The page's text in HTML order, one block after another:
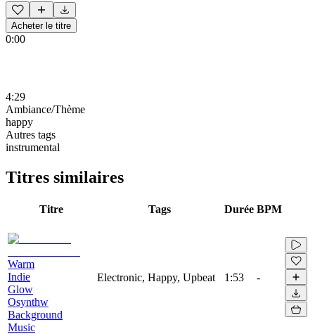
Acheter le titre
0:00
4:29
Ambiance/Thème
happy
Autres tags
instrumental
Titres similaires
Titre Tags Durée BPM
Warm
Indie
Glow
Osynthw
Background
Music
Electronic, Happy, Upbeat 1:53 -